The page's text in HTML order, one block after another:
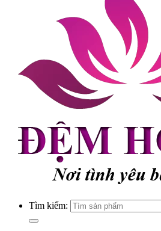
Tìm kiếm: